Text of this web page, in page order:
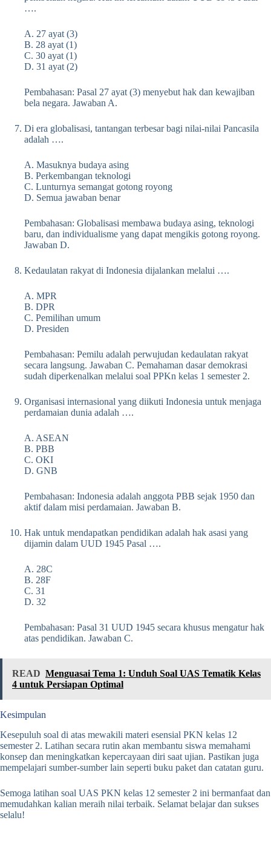
….
A. 27 ayat (3)
B. 28 ayat (1)
C. 30 ayat (1)
D. 31 ayat (2)
Pembahasan: Pasal 27 ayat (3) menyebut hak dan kewajiban
bela negara. Jawaban A.
Di era globalisasi, tantangan terbesar bagi nilai-nilai Pancasila
adalah ….
A. Masuknya budaya asing
B. Perkembangan teknologi
C. Lunturnya semangat gotong royong
D. Semua jawaban benar
Pembahasan: Globalisasi membawa budaya asing, teknologi
baru, dan individualisme yang dapat mengikis gotong royong.
Jawaban D.
Kedaulatan rakyat di Indonesia dijalankan melalui ….
A. MPR
B. DPR
C. Pemilihan umum
D. Presiden
Pembahasan: Pemilu adalah perwujudan kedaulatan rakyat
secara langsung. Jawaban C. Pemahaman dasar demokrasi
sudah diperkenalkan melalui soal PPKn kelas 1 semester 2.
Organisasi internasional yang diikuti Indonesia untuk menjaga
perdamaian dunia adalah ….
A. ASEAN
B. PBB
C. OKI
D. GNB
Pembahasan: Indonesia adalah anggota PBB sejak 1950 dan
aktif dalam misi perdamaian. Jawaban B.
Hak untuk mendapatkan pendidikan adalah hak asasi yang
dijamin dalam UUD 1945 Pasal ….
A. 28C
B. 28F
C. 31
D. 32
Pembahasan: Pasal 31 UUD 1945 secara khusus mengatur hak
atas pendidikan. Jawaban C.
READ Menguasai Tema 1: Unduh Soal UAS Tematik Kelas
4 untuk Persiapan Optimal
Kesimpulan
Kesepuluh soal di atas mewakili materi esensial PKN kelas 12
semester 2. Latihan secara rutin akan membantu siswa memahami
konsep dan meningkatkan kepercayaan diri saat ujian. Pastikan juga
mempelajari sumber-sumber lain seperti buku paket dan catatan guru.
Semoga latihan soal UAS PKN kelas 12 semester 2 ini bermanfaat dan
memudahkan kalian meraih nilai terbaik. Selamat belajar dan sukses
selalu!